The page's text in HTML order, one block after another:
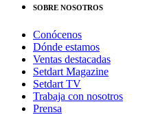
SOBRE NOSOTROS
Conócenos
Dónde estamos
Ventas destacadas
Setdart Magazine
Setdart TV
Trabaja con nosotros
Prensa